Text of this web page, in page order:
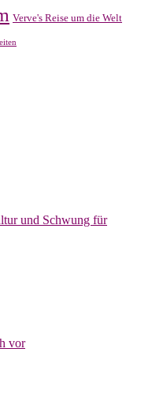
Verve's Reise um die Welt
und Schwung für
vor